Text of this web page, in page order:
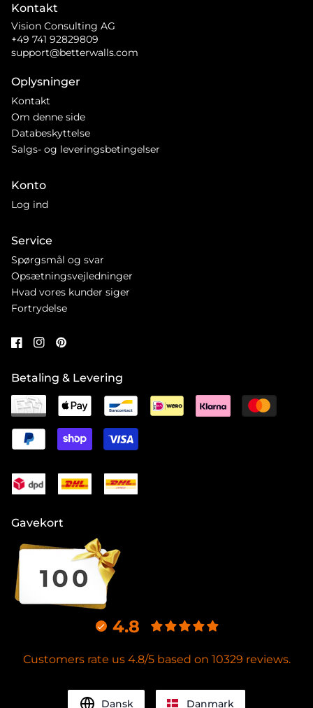
Kontakt
Vision Consulting AG
+49 741 92829809
support@betterwalls.com
Oplysninger
Kontakt
Om denne side
Databeskyttelse
Salgs- og leveringsbetingelser
Konto
Log ind
Service
Spørgsmål og svar
Opsætningsvejledninger
Hvad vores kunder siger
Fortrydelse
Betaling & Levering
Gavekort
4.8
Customers rate us 4.8/5 based on 10329 reviews.
Dansk Danmark